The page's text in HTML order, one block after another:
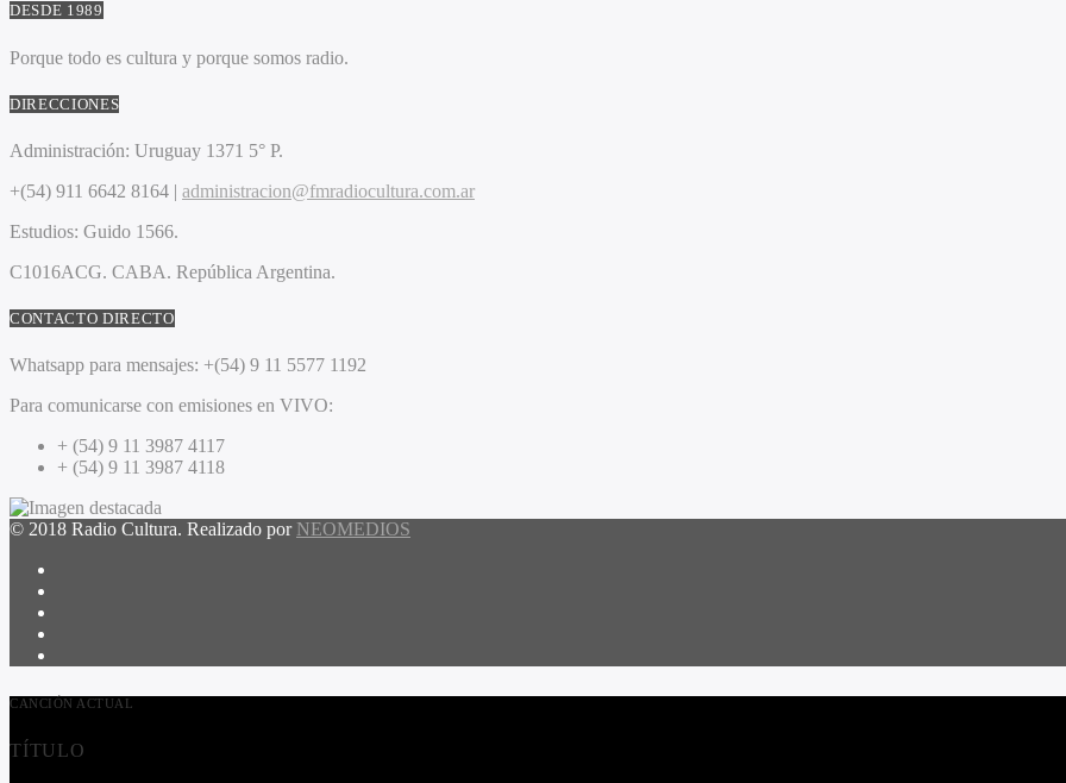
DESDE 1989
Porque todo es cultura y porque somos radio.
DIRECCIONES
Administración: Uruguay 1371 5° P.
+(54) 911 6642 8164 | administracion@fmradiocultura.com.ar
Estudios: Guido 1566.
C1016ACG. CABA. República Argentina.
CONTACTO DIRECTO
Whatsapp para mensajes: +(54) 9 11 5577 1192
Para comunicarse con emisiones en VIVO:
+ (54) 9 11 3987 4117
+ (54) 9 11 3987 4118
© 2018 Radio Cultura. Realizado por NEOMEDIOS
CANCIÓN ACTUAL
TÍTULO